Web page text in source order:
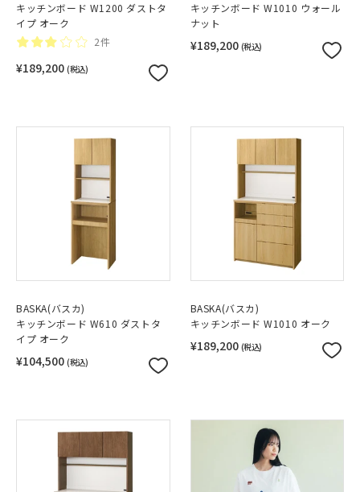
キッチンボード W1200 ダストタ
イプ オーク
2件
¥189,200 (税込)
キッチンボード W1010 ウォール
ナット
¥189,200 (税込)
BASKA(バスカ)
キッチンボード W610 ダストタ
イプ オーク
¥104,500 (税込)
BASKA(バスカ)
キッチンボード W1010 オーク
¥189,200 (税込)